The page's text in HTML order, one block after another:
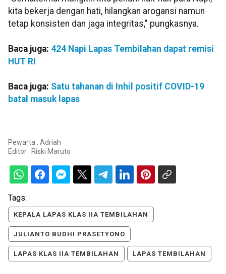
kita bekerja dengan hati, hilangkan arogansi namun
tetap konsisten dan jaga integritas," pungkasnya.
Baca juga: 424 Napi Lapas Tembilahan dapat remisi
HUT RI
Baca juga: Satu tahanan di Inhil positif COVID-19
batal masuk lapas
Pewarta : Adriah
Editor : Riski Maruto
Tags:
KEPALA LAPAS KLAS IIA TEMBILAHAN
JULIANTO BUDHI PRASETYONO
LAPAS KLAS IIA TEMBILAHAN LAPAS TEMBILAHAN